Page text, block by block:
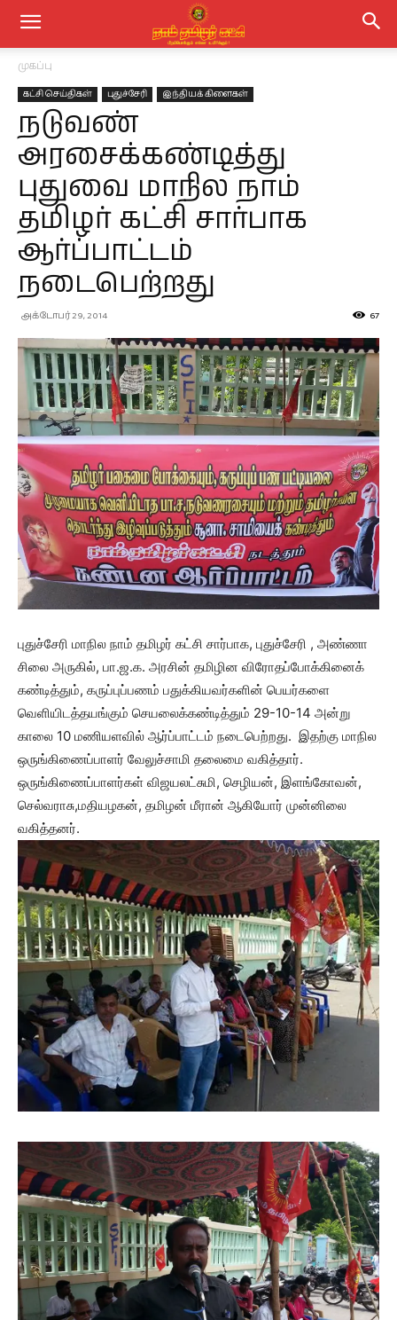
முகப்பு
கட்சி செய்திகள் புதுச்சேரி இந்தியக் கிளைகள்
நடுவண்
அரசைக்கண்டித்து
புதுவை மாநில நாம்
தமிழர் கட்சி சார்பாக
ஆர்ப்பாட்டம்
நடைபெற்றது
அக்டோபர் 29, 2014 67
புதுச்சேரி மாநில நாம் தமிழர் கட்சி சார்பாக, புதுச்சேரி , அண்ணா
சிலை அருகில், பா.ஜ.க. அரசின் தமிழின விரோதப்போக்கினைக்
கண்டித்தும், கருப்புப்பணம் பதுக்கியவர்களின் பெயர்களை
வெளியிடத்தயங்கும் செயலைக்கண்டித்தும் 29-10-14 அன்று
காலை 10 மணியளவில் ஆர்ப்பாட்டம் நடைபெற்றது. இதற்கு மாநில
ஒருங்கிணைப்பாளர் வேலுச்சாமி தலைமை வகித்தார்.
ஒருங்கிணைப்பாளர்கள் விஜயலட்சுமி, செழியன், இளங்கோவன்,
செல்வராசு,மதியழகன், தமிழன் மீரான் ஆகியோர் முன்னிலை
வகித்தனர்.